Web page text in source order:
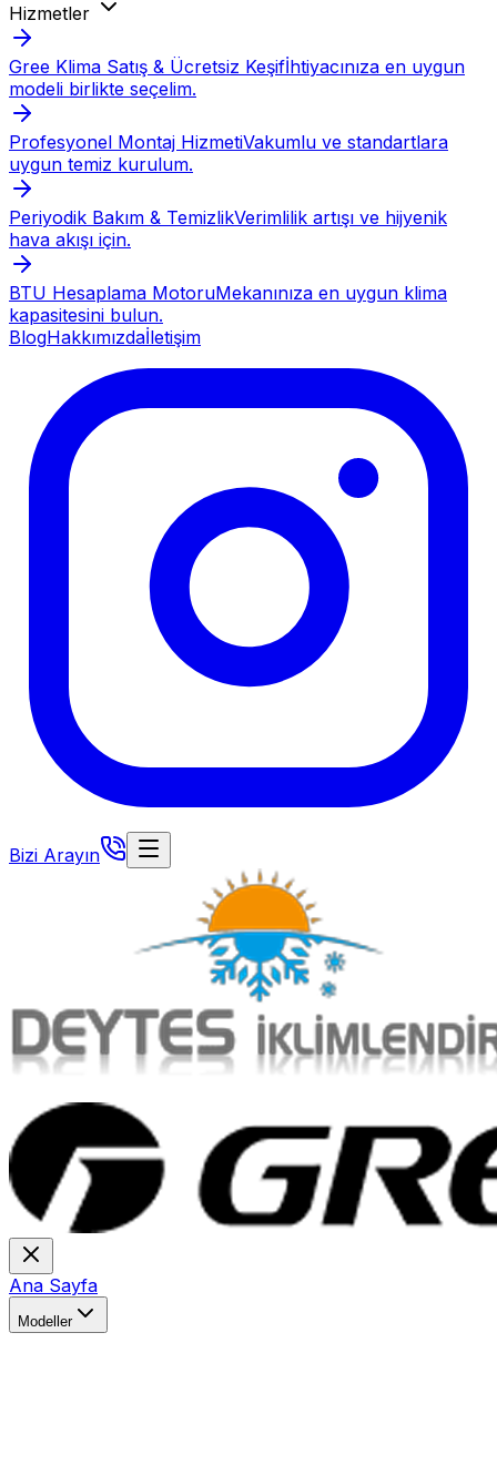
Hizmetler
Gree Klima Satış & Ücretsiz Keşifİhtiyacınıza en uygun
modeli birlikte seçelim.
Profesyonel Montaj HizmetiVakumlu ve standartlara
uygun temiz kurulum.
Periyodik Bakım & TemizlikVerimlilik artışı ve hijyenik
hava akışı için.
BTU Hesaplama MotoruMekanınıza en uygun klima
kapasitesini bulun.
BlogHakkımızdaİletişim
Bizi Arayın
Ana Sayfa
Modeller